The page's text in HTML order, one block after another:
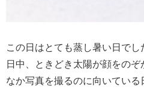
この日はとても蒸し暑い日でし
日中、ときどき太陽が顔をの
なか写真を撮るのに向いてい